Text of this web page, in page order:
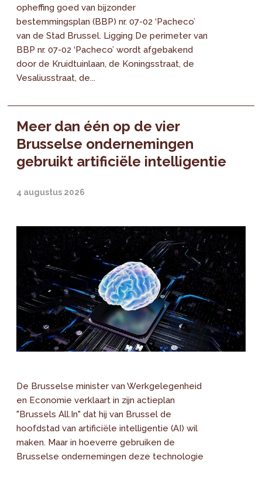
opheffing goed van bijzonder
bestemmingsplan (BBP) nr. 07-02 ‘Pacheco’
van de Stad Brussel. Ligging De perimeter van
BBP nr. 07-02 ‘Pacheco’ wordt afgebakend
door de Kruidtuinlaan, de Koningsstraat, de
Vesaliusstraat, de...
Meer dan één op de vier
Brusselse ondernemingen
gebruikt artificiële intelligentie
4 augustus 2026
De Brusselse minister van Werkgelegenheid
en Economie verklaart in zijn actieplan
"Brussels All.In" dat hij van Brussel de
hoofdstad van artificiële intelligentie (AI) wil
maken. Maar in hoeverre gebruiken de
Brusselse ondernemingen deze technologie